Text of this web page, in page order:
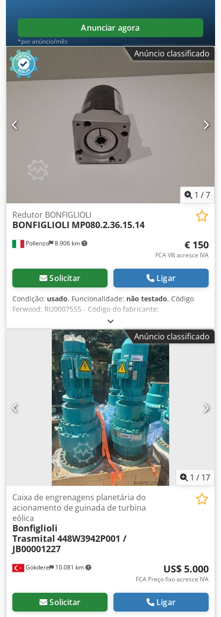
Anunciar agora
*por anúncio/mês
Anúncio classificado
1 /7
Pollenzo 8.906 km
Redutor BONFIGLIOLI
BONFIGLIOLI MP080.2.36.15.14
€ 150
FCA VB acresce IVA
Solicitar Ligar
Condição: usado, Funcionalidade: não testado, Código
Ferwood: RU0007555 - Código do fabricante:
MP080.2.36.15.14 - Condição: Usado - Funcionalidade: Não
testada - Máquina compatível: - Se estiver interessado,
oferecemos serviço de revisão, entre em contato. 5KG -
36X26X21 Dcedjybbmgspfx Aggsk
Anúncio classificado
1 / 17
Gökdere 10.081 km
Caixa de engrenagens planetária do
acionamento de guinada de turbina
eólica
Bonfiglioli
Trasmital 448W3942P001 /
JB00001227
US$ 5.000
FCA Preço fixo acresce IVA
Solicitar Ligar